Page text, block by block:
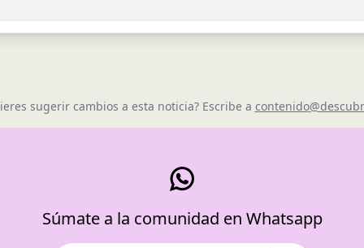
sugerir cambios a esta noticia? Escribe a
Súmate a la comunidad en Whatsapp